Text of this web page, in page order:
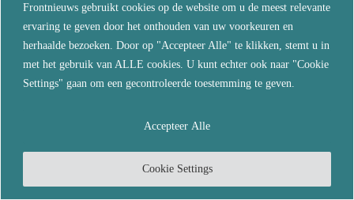
Frontnieuws gebruikt cookies op de website om u de meest relevante
ervaring te geven door het onthouden van uw voorkeuren en
herhaalde bezoeken. Door op "Accepteer Alle" te klikken, stemt u in
met het gebruik van ALLE cookies. U kunt echter ook naar "Cookie
Settings" gaan om een gecontroleerde toestemming te geven.
Cookie Settings
Accepteer Alle
menselijk genoeg uitzien, zelfvoldaan en glimlachend in
hun Italiaanse pakken op panels van het Wereld
Economisch Forum.
de menstruatie, de aanraking, het wiegen van de
zuigeling door zijn moeder, ruïneren het voeden van de
zuigeling; ruïneren de baby’s zelf.